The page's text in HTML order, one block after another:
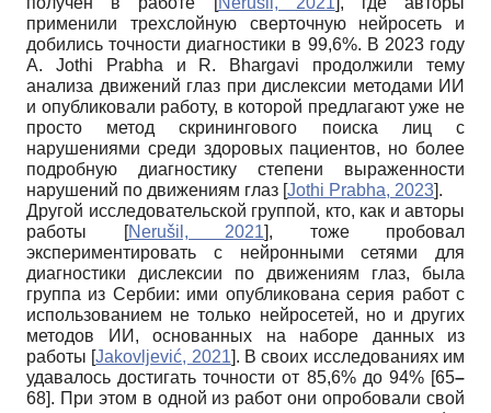
применили трехслойную сверточную нейросеть и
добились точности диагностики в 99,6%. В 2023 году
A. Jothi Prabha и R. Bhargavi продолжили тему
анализа движений глаз при дислексии методами ИИ
и опубликовали работу, в которой предлагают уже не
просто метод скринингового поиска лиц с
нарушениями среди здоровых пациентов, но более
подробную диагностику степени выраженности
нарушений по движениям глаз [Jothi Prabha, 2023].
Другой исследовательской группой, кто, как и авторы
работы
[Nerušil, 2021], тоже пробовал
экспериментировать с нейронными сетями для
диагностики дислексии по движениям глаз, была
группа из Сербии: ими опубликована серия работ с
использованием не только нейросетей, но и других
методов ИИ, основанных на наборе данных из
работы [Jakovljević, 2021]. В своих исследованиях им
удавалось достигать точности от 85,6% до 94% [65–
68]. При этом в одной из работ они опробовали свой